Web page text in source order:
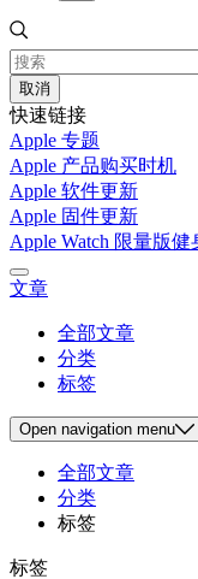
取消
快速链接
Apple 专题
Apple 产品购买时机
Apple 软件更新
Apple 固件更新
Apple Watch 限量版健
文章
全部文章
分类
标签
Open navigation menu
全部文章
分类
标签
标签